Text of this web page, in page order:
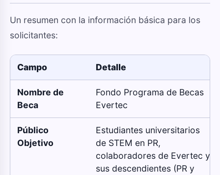
Un resumen con la información básica para los
solicitantes:
Campo Detalle
Nombre de
Beca
Fondo Programa de Becas
Evertec
Público
Objetivo
Estudiantes universitarios
de STEM en PR,
colaboradores de Evertec y
sus descendientes (PR y